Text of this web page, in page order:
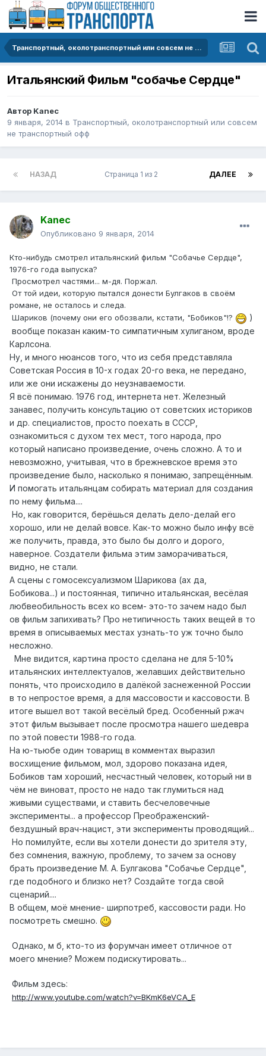
Транспортный, околотранспортный или совсем не транспортный офф
Итальянский Фильм "собачье Сердце"
Автор Kanec
9 января, 2014 в Транспортный, околотранспортный или совсем
не транспортный офф
НАЗАД ДАЛЕЕ
Страница 1 из 2
Kanec
Опубликовано 9 января, 2014
Кто-нибудь смотрел итальянский фильм "Собачье Сердце",
1976-го года выпуска?
Просмотрел частями... м-дя. Поржал.
От той идеи, которую пытался донести Булгаков в своём
романе, не осталось и следа.
Шариков (почему они его обозвали, кстати, "Бобиков"!?
)
вообще показан каким-то симпатичным хулиганом, вроде
Карлсона.
Ну, и много нюансов того, что из себя представляла
Советская Россия в 10-х годах 20-го века, не передано,
или же они искажены до неузнаваемости.
Я всё понимаю. 1976 год, интернета нет. Железный
занавес, получить консультацию от советских историков
и др. специалистов, просто поехать в СССР,
ознакомиться с духом тех мест, того народа, про
который написано произведение, очень сложно. А то и
невозможно, учитывая, что в брежневское время это
произведение было, насколько я понимаю, запрещённым.
И помогать итальянцам собирать материал для создания
по нему фильма....
Но, как говорится, берёшься делать дело-делай его
хорошо, или не делай вовсе. Как-то можно было инфу всё
же получить, правда, это было бы долго и дорого,
наверное. Создатели фильма этим заморачиваться,
видно, не стали.
А сцены с гомосексуализмом Шарикова (ах да,
Бобикова...) и постоянная, типично итальянская, весёлая
любвеобильность всех ко всем- это-то зачем надо был
ов фильм запихивать? Про нетипичность таких вещей в то
время в описываемых местах узнать-то уж точно было
несложно.
Мне видится, картина просто сделана не для 5-10%
итальянских интеллектуалов, желавших действительно
понять, что происходило в далёкой заснеженной России
в то непростое время, а для массовости и кассовости. В
итоге вышел вот такой весёлый бред. Особенный ржач
этот фильм вызывает после просмотра нашего шедевра
по этой повести 1988-го года.
На ю-тьюбе один товарищ в комментах выразил
восхищение фильмом, мол, здорово показана идея,
Бобиков там хороший, несчастный человек, который ни в
чём не виноват, просто не надо так глумиться над
живыми существами, и ставить бесчеловечные
эксперименты... а профессор Преображенский-
бездушный врач-нацист, эти эксперименты проводящий...
Но помилуйте, если вы хотели донести до зрителя эту,
без сомнения, важную, проблему, то зачем за основу
брать произведение М. А. Булгакова "Собачье Сердце",
где подобного и близко нет? Создайте тогда свой
сценарий....
В общем, моё мнение- ширпотреб, кассовости ради. Но
посмотреть смешно.
Однако, м б, кто-то из форумчан имеет отличное от
моего мнение? Можем подискутировать...
Фильм здесь:
http://www.youtube.com/watch?v=BKmK6eVCA_E